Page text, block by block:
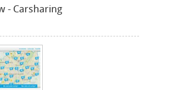
- Carsharing